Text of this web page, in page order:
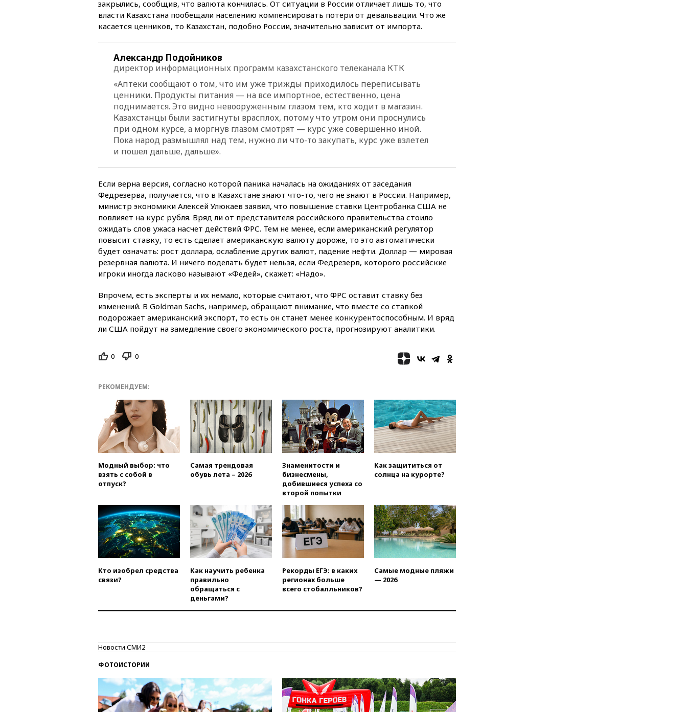
Геленджик
21:25 Руслан Терновой
Европы в прыжках с 10-
21:10 РФ не получала
концессии строительства ж/д
в Армении
21:00В России вновь
обсуждают эксперимент по
онлайн-продаже алкоголя
20:45 Матвиенко: россиянам
20:35 ПВО за день сбила еще
281 украинский беспилотник
над Россией
20:27 Ямпольская призвала
оптимизировать олимпиады
для поступления в вузы
20:15Минтранс предложил
оплачивать защиту дорог от
БПЛА из средств на ремонт
посетит Сербию с
официальным визитом
19:58 В Госдуму будет внесен
законопроект об отмене ЕГЭ
Ярославля приостановили
2028 года
19:20
Число ломбардов в РФ
превысило максимум 2022
года
19:15
Жуковский и аэропорт
Геленджика возобновили
19:00
добровольцам
18:50
Euractiv: восток
Финляндии приходит в упадок
без российских туристов
18:35
В Жуковском и
аэропорту Геленджика
введены ограничения
18:21
18:00Совет мира выбрал
Газе
17:50Миронов призвал снять
«Яблоко» с выборов в Госдуму
закрылись, сообщив, что валюта кончилась. От ситуации в России отличает лишь то, что
власти Казахстана пообещали населению компенсировать потери от девальвации. Что же
касается ценников, то Казахстан, подобно России, значительно зависит от импорта.
Александр Подойников
директор информационных программ казахстанского телеканала КТК
«Аптеки сообщают о том, что им уже трижды приходилось переписывать
ценники. Продукты питания — на все импортное, естественно, цена
поднимается. Это видно невооруженным глазом тем, кто ходит в магазин.
Казахстанцы были застигнуты врасплох, потому что утром они проснулись
при одном курсе, а моргнув глазом смотрят — курс уже совершенно иной.
Пока народ размышлял над тем, нужно ли что-то закупать, курс уже взлетел
и пошел дальше, дальше».
Если верна версия, согласно которой паника началась на ожиданиях от заседания
Федрезерва, получается, что в Казахстане знают что-то, чего не знают в России. Например,
министр экономики Алексей Улюкаев заявил, что повышение ставки Центробанка США не
повлияет на курс рубля. Вряд ли от представителя российского правительства стоило
ожидать слов ужаса насчет действий ФРС. Тем не менее, если американский регулятор
повысит ставку, то есть сделает американскую валюту дороже, то это автоматически
будет означать: рост доллара, ослабление других валют, падение нефти. Доллар — мировая
резервная валюта. И ничего поделать будет нельзя, если Федрезерв, которого российские
игроки иногда ласково называют «Федей», скажет: «Надо».
Впрочем, есть эксперты и их немало, которые считают, что ФРС оставит ставку без
изменений. В Goldman Sachs, например, обращают внимание, что вместе со ставкой
подорожает американский экспорт, то есть он станет менее конкурентоспособным. И вряд
ли США пойдут на замедление своего экономического роста, прогнозируют аналитики.
0 0
РЕКОМЕНДУЕМ:
Модный выбор: что
взять с собой в
отпуск?
Самая трендовая
обувь лета – 2026
Знаменитости и
бизнесмены,
добившиеся успеха со
второй попытки
Как защититься от
солнца на курорте?
Кто изобрел средства
связи?
Как научить ребенка
правильно
обращаться с
деньгами?
Рекорды ЕГЭ: в каких
регионах больше
всего стобалльников?
Самые модные пляжи
— 2026
Новости СМИ2
ФОТОИСТОРИИ